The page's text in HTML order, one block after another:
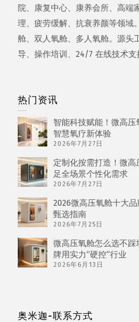
院、康复中心、康养会所、高端
理、疲劳缓解、抗衰养颜等领域
舱、双人氧舱、多人氧舱。源头
导、操作培训、24/7 在线技术支
热门资讯
智能科技赋能！微高
智慧氧疗新体验
2026年7月27日
定制化按需打造！微
足全场景个性化需求
2026年7月27日
2026微高压氧舱十大
甄选指南
2026年7月25日
微高压氧舱怎么选不
牌用实力“硬控”行业
2026年6月13日
奥米迦-联系方式